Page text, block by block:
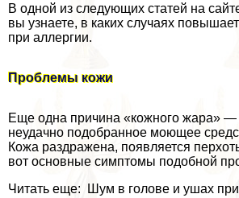
В одной из следующих статей на
вы узнаете, в каких случаях
при аллергии.
Проблемы кожи
Еще одна причина «кожного жара» —
неудачно подобранное моющее
Кожа раздражена, появляется
вот основные симптомы подобной
Читать еще: Шум в голове и ушах